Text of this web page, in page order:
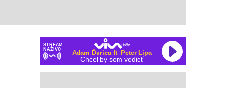
STREAM
NAŽIVO
Adam Ďurica ft. Peter Lipa
Chcel by som vedieť